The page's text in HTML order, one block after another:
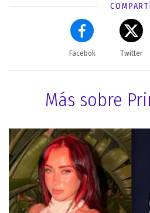
COMPARTÍ
Facebok Twitter
Más sobre